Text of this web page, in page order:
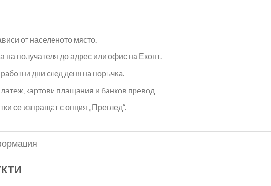
от населеното място.
на получателя до адрес или офис на Еконт.
дни cлeд дeня нa пopъчĸa.
картови плащания и банков превод.
се изпращат с опция „Преглед“.